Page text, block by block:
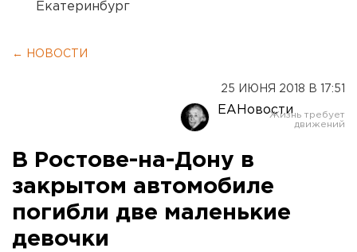
Екатеринбург
← НОВОСТИ
25 ИЮНЯ 2018 В 17:51
ЕАНовости
В Ростове-на-Дону в
закрытом автомобиле
погибли две маленькие
девочки